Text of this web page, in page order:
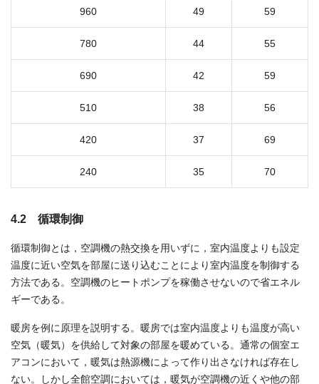
960 49 59
780 44 55
690 42 59
510 38 56
420 37 69
240 35 70
4.2 循環制御
循環制御とは，空調機の熱交換を用いずに，室内温度よりも設定
温度に近い空気を部屋に送り込むことにより室内温度を制御する
方法である。空調機のヒートポンプを稼働させないので省エネル
ギーである。
暖房を例に原理を説明する。暖房では室内温度よりも温度が高い
空気（暖気）を供給して対象の部屋を暖めている。通常の個室エ
アコンにおいて，暖気は熱源機によって作り出さなければ存在し
ない。しかし全館空調においては，暖気が空調機の近くや他の部